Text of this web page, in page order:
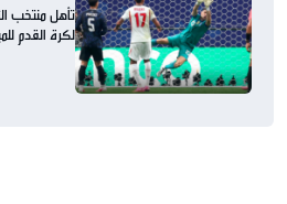
تأهل منتخب
لكرة القدم